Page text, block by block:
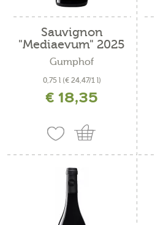
Sauvignon
"Mediaevum" 2025
Gumphof
0,75 l (€ 24,47/1 l)
€ 18,35